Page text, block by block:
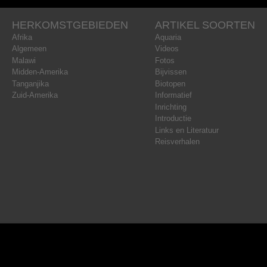
HERKOMSTGEBIEDEN
Afrika
Algemeen
Malawi
Midden-Amerika
Tanganjika
Zuid-Amerika
ARTIKEL SOORTEN
Aquaria
Videos
Fotos
Bijvissen
Biotopen
Informatief
Inrichting
Introductie
Links en Literatuur
Reisverhalen